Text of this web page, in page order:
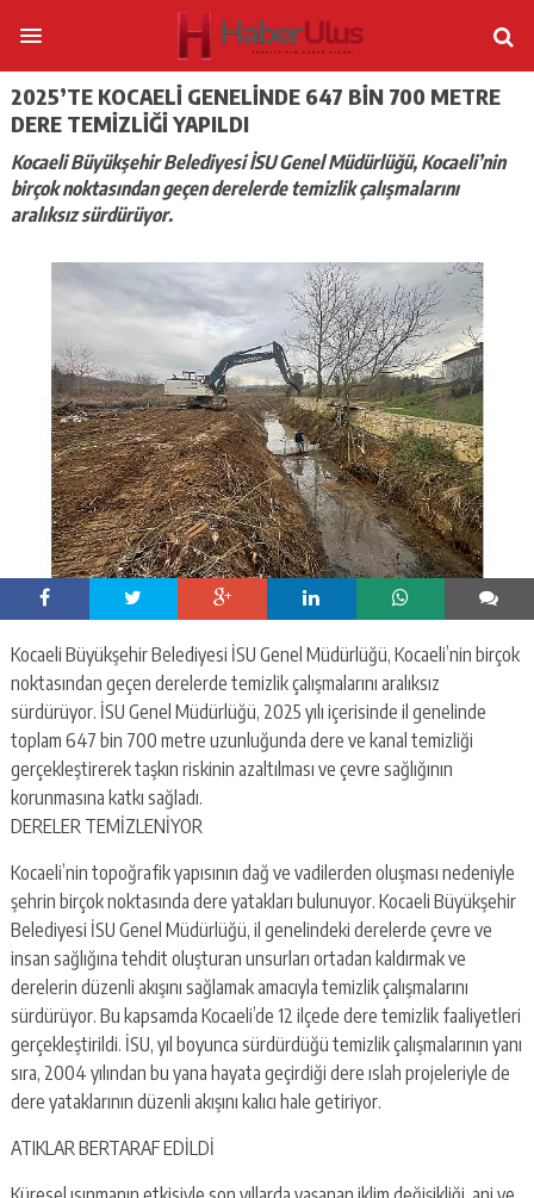
2025’TE KOCAELI GENELINDE 647 BIN 700 METRE
DERE TEMIZLIĞI YAPILDI
Kocaeli Büyükşehir Belediyesi İSU Genel Müdürlüğü, Kocaeli’nin
birçok noktasından geçen derelerde temizlik çalışmalarını
aralıksız sürdürüyor.
Kocaeli Büyükşehir Belediyesi İSU Genel Müdürlüğü, Kocaeli’nin birçok
noktasından geçen derelerde temizlik çalışmalarını aralıksız
sürdürüyor. İSU Genel Müdürlüğü, 2025 yılı içerisinde il genelinde
toplam 647 bin 700 metre uzunluğunda dere ve kanal temizliği
gerçekleştirerek taşkın riskinin azaltılması ve çevre sağlığının
korunmasına katkı sağladı.
DERELER TEMİZLENİYOR
Kocaeli’nin topoğrafik yapısının dağ ve vadilerden oluşması nedeniyle
şehrin birçok noktasında dere yatakları bulunuyor. Kocaeli Büyükşehir
Belediyesi İSU Genel Müdürlüğü, il genelindeki derelerde çevre ve
insan sağlığına tehdit oluşturan unsurları ortadan kaldırmak ve
derelerin düzenli akışını sağlamak amacıyla temizlik çalışmalarını
sürdürüyor. Bu kapsamda Kocaeli’de 12 ilçede dere temizlik faaliyetleri
gerçekleştirildi. İSU, yıl boyunca sürdürdüğü temizlik çalışmalarının yanı
sıra, 2004 yılından bu yana hayata geçirdiği dere ıslah projeleriyle de
dere yataklarının düzenli akışını kalıcı hale getiriyor.
ATIKLAR BERTARAF EDİLDİ